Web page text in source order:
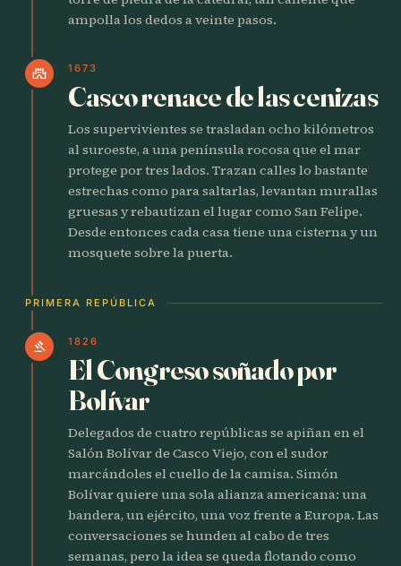
ampolla los dedos a veinte pasos.
castle 1673
Casco renace de las cenizas
Los supervivientes se trasladan ocho kilómetros
al suroeste, a una península rocosa que el mar
protege por tres lados. Trazan calles lo bastante
estrechas como para saltarlas, levantan murallas
gruesas y rebautizan el lugar como San Felipe.
Desde entonces cada casa tiene una cisterna y un
mosquete sobre la puerta.
PRIMERA REPÚBLICA
gavel 1826
El Congreso soñado por
Bolívar
Delegados de cuatro repúblicas se apiñan en el
Salón Bolívar de Casco Viejo, con el sudor
marcándoles el cuello de la camisa. Simón
Bolívar quiere una sola alianza americana: una
bandera, un ejército, una voz frente a Europa. Las
conversaciones se hunden al cabo de tres
semanas, pero la idea se queda flotando como